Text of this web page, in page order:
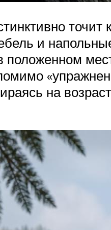
точит
и
положенном
на